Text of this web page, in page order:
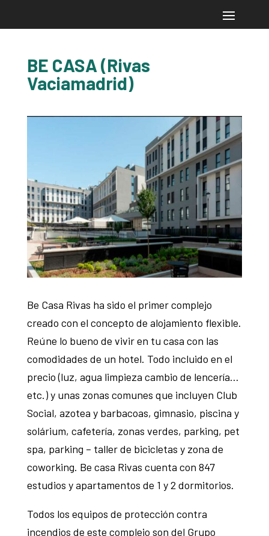
BE CASA (Rivas
Vaciamadrid)
Be Casa Rivas ha sido el primer complejo
creado con el concepto de alojamiento flexible.
Reúne lo bueno de vivir en tu casa con las
comodidades de un hotel. Todo incluido en el
precio (luz, agua limpieza cambio de lencería…
etc.) y unas zonas comunes que incluyen Club
Social, azotea y barbacoas, gimnasio, piscina y
solárium, cafetería, zonas verdes, parking, pet
spa, parking – taller de bicicletas y zona de
coworking. Be casa Rivas cuenta con 847
estudios y apartamentos de 1 y 2 dormitorios.
Todos los equipos de protección contra
incendios de este complejo son del Grupo